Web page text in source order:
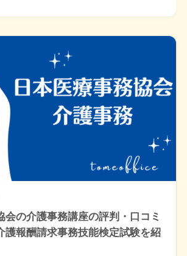
会の介護事務講座の評判・口コミ
護報酬請求事務技能検定試験を紹